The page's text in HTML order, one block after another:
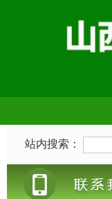
站内搜索：